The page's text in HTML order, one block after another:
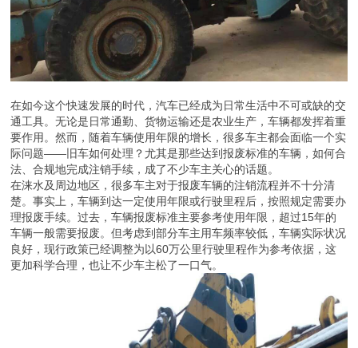
在如今这个快速发展的时代，汽车已经成为日常生活中不可或缺的交
通工具。无论是日常通勤、货物运输还是农业生产，车辆都发挥着重
要作用。然而，随着车辆使用年限的增长，很多车主都会面临一个实
际问题——旧车如何处理？尤其是那些达到报废标准的车辆，如何合
法、合规地完成注销手续，成了不少车主关心的话题。
在涞水及周边地区，很多车主对于报废车辆的注销流程并不十分清
楚。事实上，车辆到达一定使用年限或行驶里程后，按照规定需要办
理报废手续。过去，车辆报废标准主要参考使用年限，超过15年的
车辆一般需要报废。但考虑到部分车主用车频率较低，车辆实际状况
良好，现行政策已经调整为以60万公里行驶里程作为参考依据，这
更加科学合理，也让不少车主松了一口气。